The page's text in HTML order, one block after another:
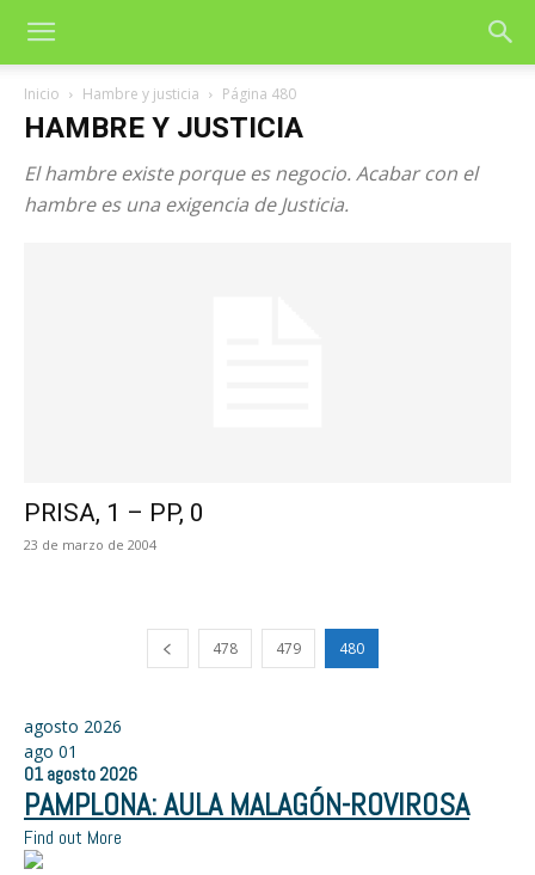
Inicio Hambre y justicia Página 480
HAMBRE Y JUSTICIA
El hambre existe porque es negocio. Acabar con el
hambre es una exigencia de Justicia.
PRISA, 1 – PP, 0
23 de marzo de 2004
478 479 480
agosto 2026
ago 01
01 agosto 2026
PAMPLONA: AULA MALAGÓN-ROVIROSA
Find out More